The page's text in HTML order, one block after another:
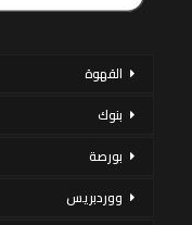
القهوة
بنوك
بورصة
ووردبريس